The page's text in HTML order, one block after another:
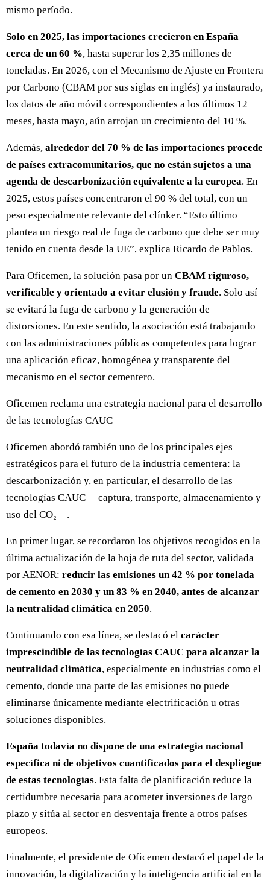
mismo período.
Solo en 2025, las importaciones crecieron en España
cerca de un 60 %, hasta superar los 2,35 millones de
toneladas. En 2026, con el Mecanismo de Ajuste en Frontera
por Carbono (CBAM por sus siglas en inglés) ya instaurado,
los datos de año móvil correspondientes a los últimos 12
meses, hasta mayo, aún arrojan un crecimiento del 10 %.
Además, alrededor del 70 % de las importaciones procede
de países extracomunitarios, que no están sujetos a una
agenda de descarbonización equivalente a la europea. En
2025, estos países concentraron el 90 % del total, con un
peso especialmente relevante del clínker. “Esto último
plantea un riesgo real de fuga de carbono que debe ser muy
tenido en cuenta desde la UE”, explica Ricardo de Pablos.
Para Oficemen, la solución pasa por un CBAM riguroso,
verificable y orientado a evitar elusión y fraude. Solo así
se evitará la fuga de carbono y la generación de
distorsiones. En este sentido, la asociación está trabajando
con las administraciones públicas competentes para lograr
una aplicación eficaz, homogénea y transparente del
mecanismo en el sector cementero.
Oficemen reclama una estrategia nacional para el desarrollo
de las tecnologías CAUC
Oficemen abordó también uno de los principales ejes
estratégicos para el futuro de la industria cementera: la
descarbonización y, en particular, el desarrollo de las
tecnologías CAUC —captura, transporte, almacenamiento y
uso del CO₂—.
En primer lugar, se recordaron los objetivos recogidos en la
última actualización de la hoja de ruta del sector, validada
por AENOR: reducir las emisiones un 42 % por tonelada
de cemento en 2030 y un 83 % en 2040, antes de alcanzar
la neutralidad climática en 2050.
Continuando con esa línea, se destacó el carácter
imprescindible de las tecnologías CAUC para alcanzar la
neutralidad climática, especialmente en industrias como el
cemento, donde una parte de las emisiones no puede
eliminarse únicamente mediante electrificación u otras
soluciones disponibles.
España todavía no dispone de una estrategia nacional
específica ni de objetivos cuantificados para el despliegue
de estas tecnologías. Esta falta de planificación reduce la
certidumbre necesaria para acometer inversiones de largo
plazo y sitúa al sector en desventaja frente a otros países
europeos.
Finalmente, el presidente de Oficemen destacó el papel de la
innovación, la digitalización y la inteligencia artificial en la